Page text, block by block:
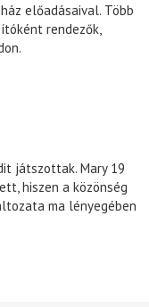
előadásaival. Több
rendezők,
játszottak. Mary 19
hiszen a közönség
ma lényegében